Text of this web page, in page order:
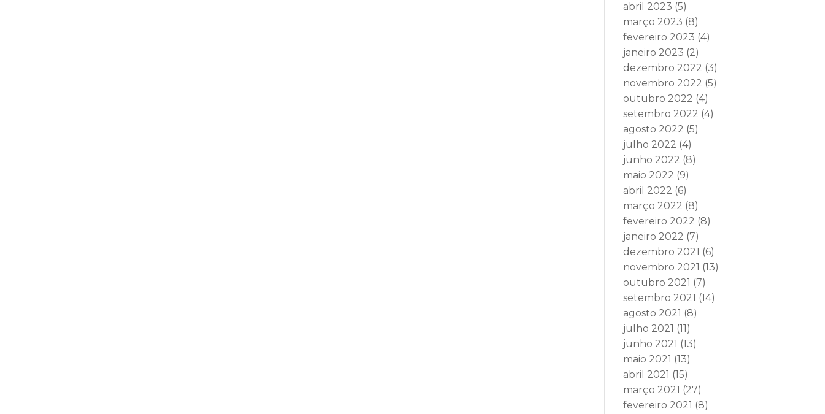
abril 2023 (5)
março 2023 (8)
fevereiro 2023 (4)
janeiro 2023 (2)
dezembro 2022 (3)
novembro 2022 (5)
outubro 2022 (4)
setembro 2022 (4)
agosto 2022 (5)
julho 2022 (4)
junho 2022 (8)
maio 2022 (9)
abril 2022 (6)
março 2022 (8)
fevereiro 2022 (8)
janeiro 2022 (7)
dezembro 2021 (6)
novembro 2021 (13)
outubro 2021 (7)
setembro 2021 (14)
agosto 2021 (8)
julho 2021 (11)
junho 2021 (13)
maio 2021 (13)
abril 2021 (15)
março 2021 (27)
fevereiro 2021 (8)